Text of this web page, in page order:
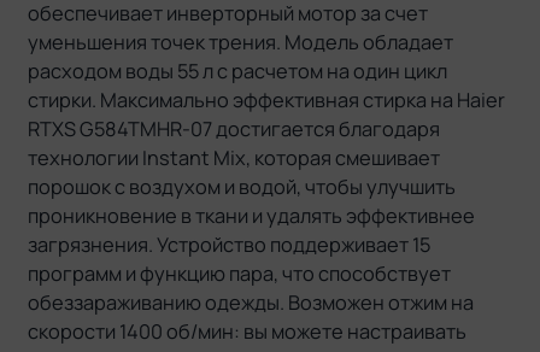
обеспечивает инверторный мотор за счет
уменьшения точек трения. Модель обладает
расходом воды 55 л с расчетом на один цикл
стирки. Максимально эффективная стирка на Haier
RTXS G584TMHR-07 достигается благодаря
технологии Instant Mix, которая смешивает
порошок с воздухом и водой, чтобы улучшить
проникновение в ткани и удалять эффективнее
загрязнения. Устройство поддерживает 15
программ и функцию пара, что способствует
обеззараживанию одежды. Возможен отжим на
скорости 1400 об/мин: вы можете настраивать